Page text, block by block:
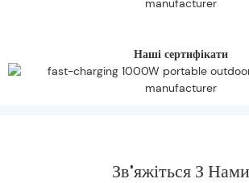
Наші сертифікати
Зв'яжіться З Нами